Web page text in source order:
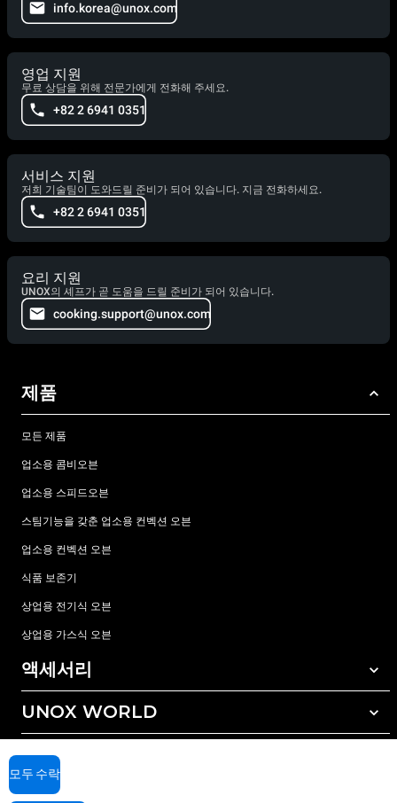
info.korea@unox.com
영업 지원
무료 상담을 위해 전문가에게 전화해 주세요.
+82 2 6941 0351
서비스 지원
저희 기술팀이 도와드릴 준비가 되어 있습니다. 지금 전화하세요.
+82 2 6941 0351
요리 지원
UNOX의 셰프가 곧 도움을 드릴 준비가 되어 있습니다.
cooking.support@unox.com
제품
모든 제품
업소용 콤비오븐
업소용 스피드오븐
스팀기능을 갖춘 업소용 컨벡션 오븐
업소용 컨벡션 오븐
식품 보존기
상업용 전기식 오븐
상업용 가스식 오븐
액세서리
모든 액세서리
자동세척 세정제
수동세척 세정제
수질 관리를 위한 레진(수지) 필터
UNOX WORLD
전세계 지사
서비스
우녹스 보증
모두 수락